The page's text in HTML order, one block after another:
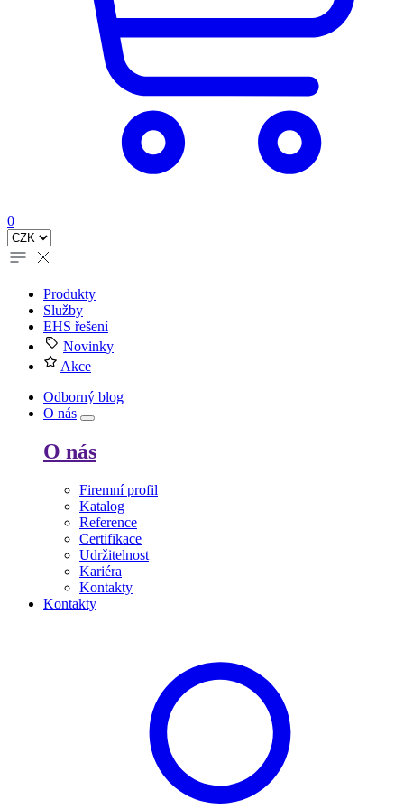
0
Produkty
Služby
EHS řešení
Novinky
Akce
Odborný blog
O nás
O nás
Firemní profil
Katalog
Reference
Certifikace
Udržitelnost
Kariéra
Kontakty
Kontakty